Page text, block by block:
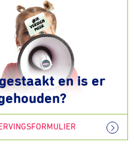
en is er